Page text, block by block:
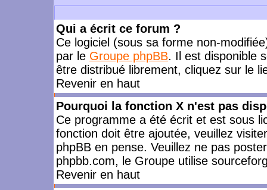
Qui a écrit ce forum ?
Ce logiciel (sous sa forme non-
par le Groupe phpBB. Il est disponible
être distribué librement, cliquez sur le
Revenir en haut
Pourquoi la fonction X n'est pas
Ce programme a été écrit et est sous
fonction doit être ajoutée, veuillez
phpBB en pense. Veuillez ne pas
phpbb.com, le Groupe utilise
Revenir en haut